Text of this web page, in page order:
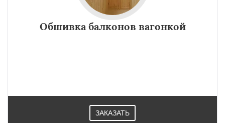
Обшивка балконов вагонкой
ЗАКАЗАТЬ